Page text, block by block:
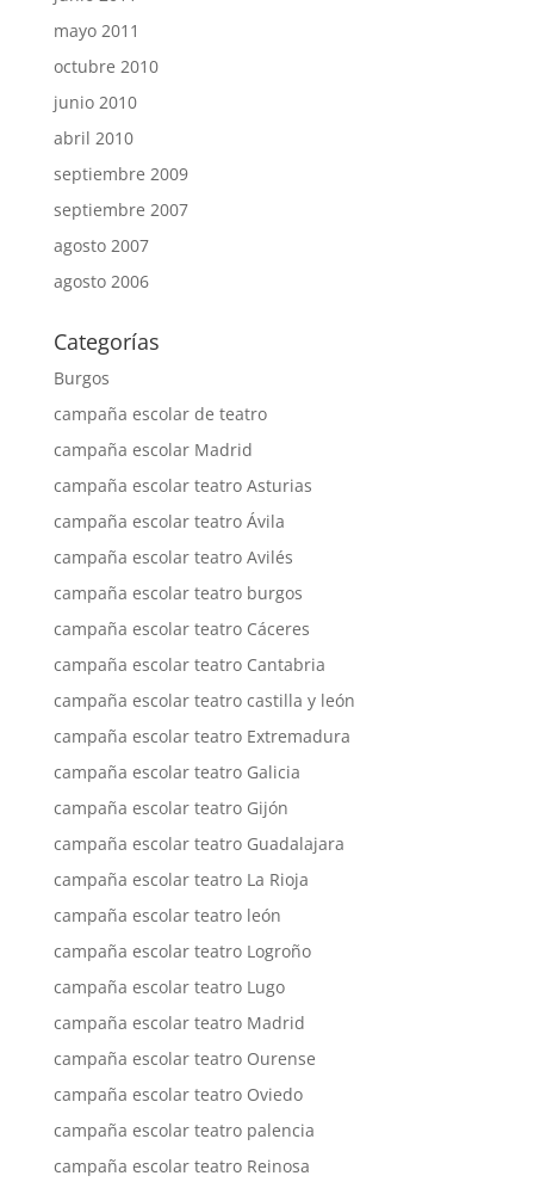
mayo 2011
octubre 2010
junio 2010
abril 2010
septiembre 2009
septiembre 2007
agosto 2007
agosto 2006
Categorías
Burgos
campaña escolar de teatro
campaña escolar Madrid
campaña escolar teatro Asturias
campaña escolar teatro Ávila
campaña escolar teatro Avilés
campaña escolar teatro burgos
campaña escolar teatro Cáceres
campaña escolar teatro Cantabria
campaña escolar teatro castilla y león
campaña escolar teatro Extremadura
campaña escolar teatro Galicia
campaña escolar teatro Gijón
campaña escolar teatro Guadalajara
campaña escolar teatro La Rioja
campaña escolar teatro león
campaña escolar teatro Logroño
campaña escolar teatro Lugo
campaña escolar teatro Madrid
campaña escolar teatro Ourense
campaña escolar teatro Oviedo
campaña escolar teatro palencia
campaña escolar teatro Reinosa